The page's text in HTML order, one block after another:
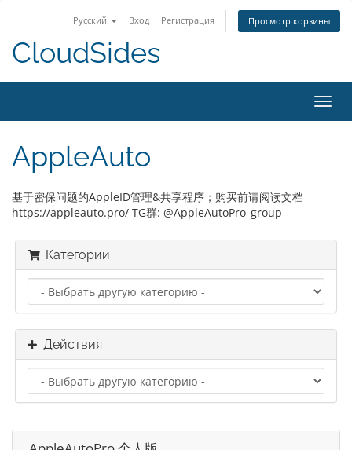
Русский Вход Регистрация Просмотр корзины
CloudSides
AppleAuto
基于密保问题的AppleID管理&共享程序；购买前请阅读文档
https://appleauto.pro/ TG群: @AppleAutoPro_group
Категории
Действия